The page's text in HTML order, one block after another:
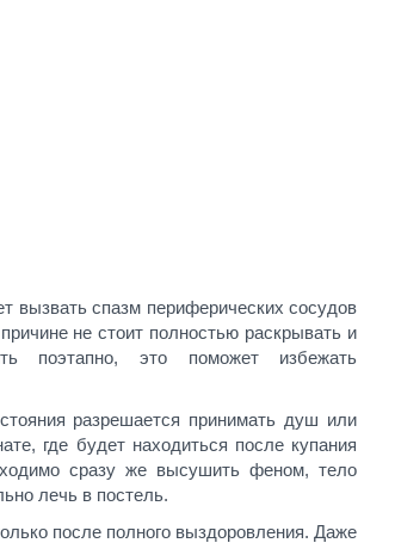
спазм периферических сосудов
не стоит полностью раскрывать и
поэтапно, это поможет избежать
разрешается принимать душ или
где будет находиться после купания
сразу же высушить феном, тело
лечь в постель.
после полного выздоровления. Даже